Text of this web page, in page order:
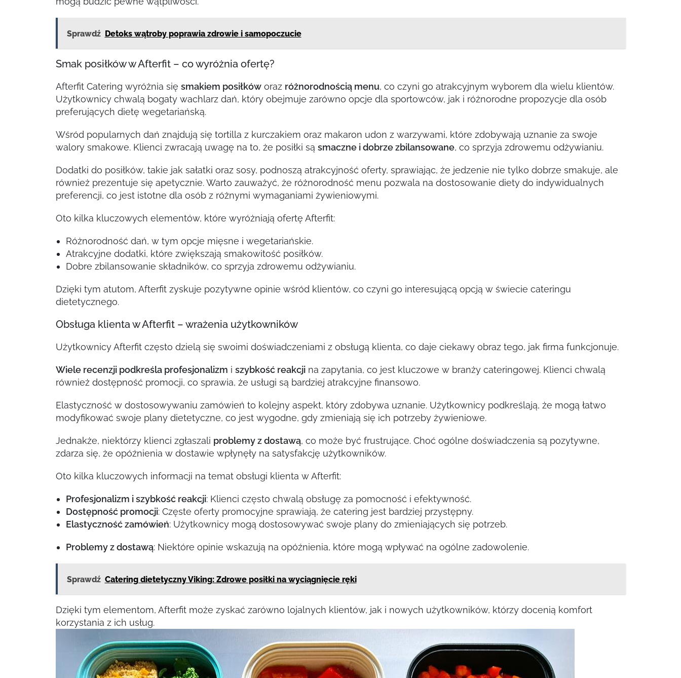
Sprawdź Detoks wątroby poprawia zdrowie i samopoczucie
Smak posiłków w Afterfit – co wyróżnia ofertę?
Afterfit Catering wyróżnia się smakiem posiłkóworaz różnorodnością menu, co czyni go atrakcyjnym wyborem dla wielu klientów.
Użytkownicy chwalą bogaty wachlarz dań, który obejmuje zarówno opcje dla sportowców, jak i różnorodne propozycje dla osób
preferujących dietę wegetariańską.
Wśród popularnych dań znajdują się tortilla z kurczakiem oraz makaron udon z warzywami, które zdobywają uznanie za swoje
walory smakowe. Klienci zwracają uwagę na to, że posiłki są smaczne i dobrze zbilansowane, co sprzyja zdrowemu odżywianiu.
Dodatki do posiłków, takie jak sałatki oraz sosy, podnoszą atrakcyjność oferty, sprawiając, że jedzenie nie tylko dobrze smakuje, ale
również prezentuje się apetycznie. Warto zauważyć, że różnorodność menu pozwala na dostosowanie diety do indywidualnych
preferencji, co jest istotne dla osób z różnymi wymaganiami żywieniowymi.
Oto kilka kluczowych elementów, które wyróżniają ofertę Afterfit:
Różnorodność dań, w tym opcje mięsne i wegetariańskie.
Atrakcyjne dodatki, które zwiększają smakowitość posiłków.
Dobre zbilansowanie składników, co sprzyja zdrowemu odżywianiu.
Dzięki tym atutom, Afterfit zyskuje pozytywne opinie wśród klientów, co czyni go interesującą opcją w świecie cateringu
dietetycznego.
Obsługa klienta w Afterfit – wrażenia użytkowników
Użytkownicy Afterfit często dzielą się swoimi doświadczeniami z obsługą klienta, co daje ciekawy obraz tego, jak firma funkcjonuje.
Wiele recenzji podkreśla profesjonalizm i szybkość reakcjina zapytania, co jest kluczowe w branży cateringowej. Klienci chwalą
również dostępność promocji, co sprawia, że usługi są bardziej atrakcyjne finansowo.
Elastyczność w dostosowywaniu zamówień to kolejny aspekt, który zdobywa uznanie. Użytkownicy podkreślają, że mogą łatwo
modyfikować swoje plany dietetyczne, co jest wygodne, gdy zmieniają się ich potrzeby żywieniowe.
Jednakże, niektórzy klienci zgłaszali problemy z dostawą, co może być frustrujące. Choć ogólne doświadczenia są pozytywne,
zdarza się, że opóźnienia w dostawie wpłynęły na satysfakcję użytkowników.
Oto kilka kluczowych informacji na temat obsługi klienta w Afterfit:
Profesjonalizm i szybkość reakcji: Klienci często chwalą obsługę za pomocność i efektywność.
Dostępność promocji: Częste oferty promocyjne sprawiają, że catering jest bardziej przystępny.
Elastyczność zamówień: Użytkownicy mogą dostosowywać swoje plany do zmieniających się potrzeb.
Problemy z dostawą: Niektóre opinie wskazują na opóźnienia, które mogą wpływać na ogólne zadowolenie.
Sprawdź Catering dietetyczny Viking: Zdrowe posiłki na wyciągnięcie ręki
Dzięki tym elementom, Afterfit może zyskać zarówno lojalnych klientów, jak i nowych użytkowników, którzy docenią komfort
korzystania z ich usług.